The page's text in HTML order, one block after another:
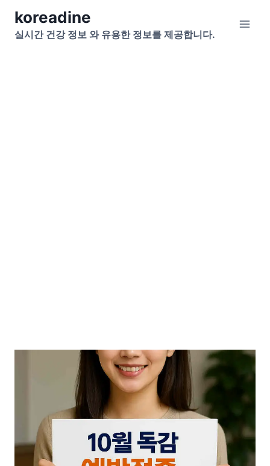
Skipkoreadine
실시간 건강 정보 와 유용한 정보를 제공합니다.